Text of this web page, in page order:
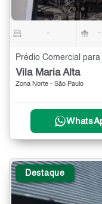
-
Prédio Comercial
Vila Maria Alta
Zona Norte - São Paulo
Destaque